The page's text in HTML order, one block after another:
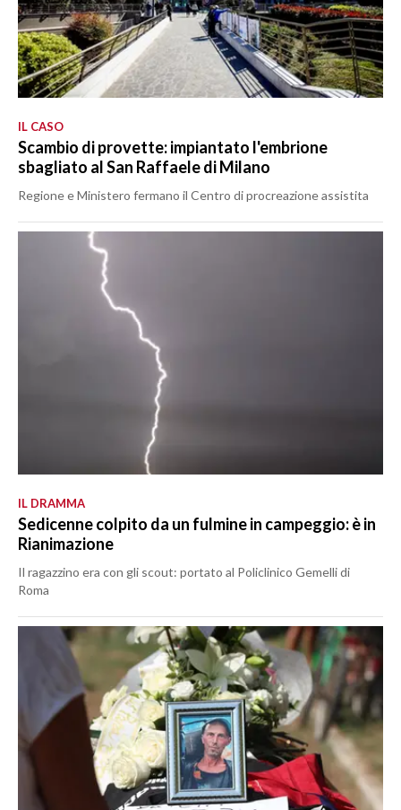
IL CASO
Scambio di provette: impiantato l'embrione
sbagliato al San Raffaele di Milano
Regione e Ministero fermano il Centro di procreazione assistita
IL DRAMMA
Sedicenne colpito da un fulmine in campeggio: è in
Rianimazione
Il ragazzino era con gli scout: portato al Policlinico Gemelli di
Roma